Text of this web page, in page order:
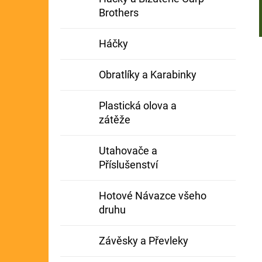
Brothers
Háčky
Obratlíky a Karabinky
Plastická olova a
zátěže
Utahovače a
Příslušenství
Hotové Návazce všeho
druhu
Závěsky a Převleky